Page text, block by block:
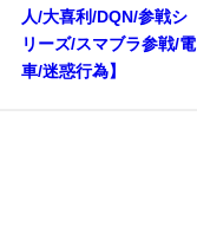
人/大喜利/DQN/参戦シ
リーズ/スマブラ参戦/電
車/迷惑行為】